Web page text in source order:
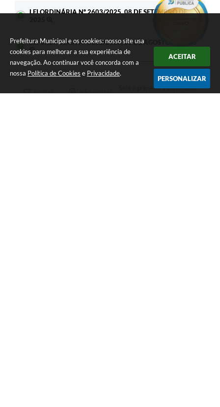
Prefeitura Municipal e os cookies: nosso site usa
cookies para melhorar a sua experiência de
navegação. Ao continuar você concorda com a
nossa Política de Cookies e Privacidade.
ACEITAR
PERSONALIZAR
LEI ORDINÁRIA Nº 2603/2025, 08 DE SETEMBRO DE
LEI ORDINÁRIA Nº 2602/2025, 28 DE AGOSTO DE 2025
Seja o primeiro a curtir esta
legislação.